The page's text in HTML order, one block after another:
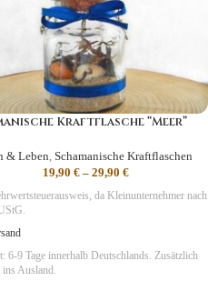
Kraftflasche “Meer”
& Leben, Schamanische Kraftflaschen
19,90 €– 29,90 €
da Kleinunternehmer nach
6-9 Tage innerhalb Deutschlands. Zusätzlich
ins Ausland.